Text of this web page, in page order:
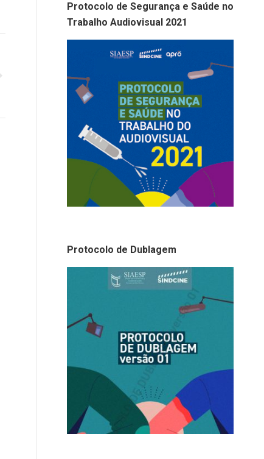
Protocolo de Segurança e Saúde no
Trabalho Audiovisual 2021
Protocolo de Dublagem